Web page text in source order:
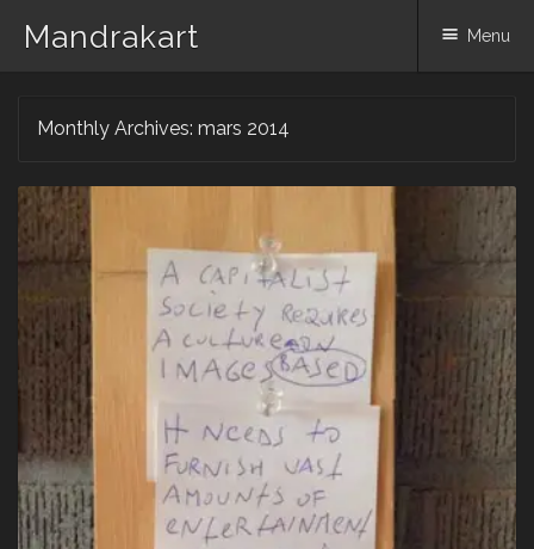
Mandrakart Menu
Monthly Archives: mars 2014